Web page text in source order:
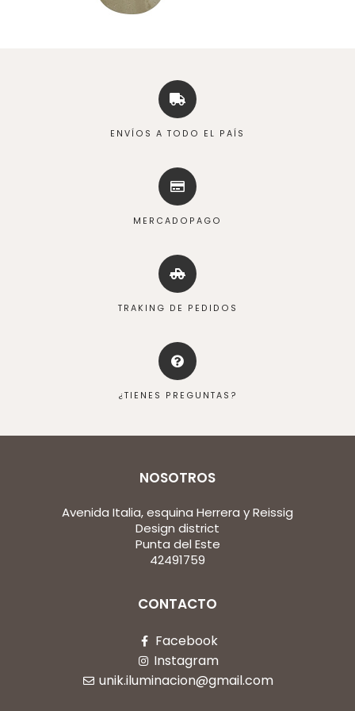
ENVÍOS A TODO EL PAÍS
MERCADOPAGO
TRAKING DE PEDIDOS
¿TIENES PREGUNTAS?
NOSOTROS
Avenida Italia, esquina Herrera y Reissig
Design district
Punta del Este
42491759
CONTACTO
Facebook
Instagram
unik.iluminacion@gmail.com